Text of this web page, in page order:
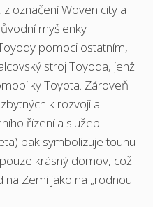
označení Woven city a
myšlenky
pomoci ostatním,
stroj Toyoda, jenž
Toyota. Zároveň
k rozvoji a
řízení a služeb
pak symbolizuje touhu
krásný domov, což
Zemi jako na „rodnou